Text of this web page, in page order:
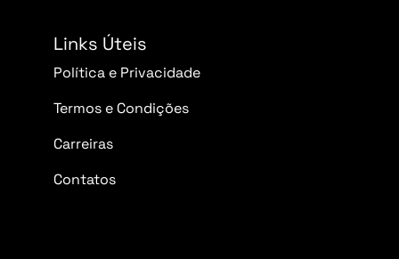
Links Úteis
Política e Privacidade
Termos e Condições
Carreiras
Contatos